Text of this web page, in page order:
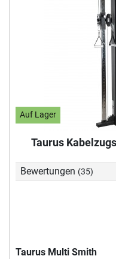
Auf Lager
Taurus
Bewertungen (35)
Taurus Multi Smith